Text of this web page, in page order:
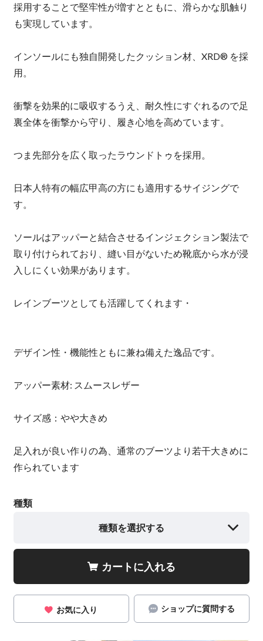
採用することで堅牢性が増すとともに、滑らかな肌触り
も実現しています。
インソールにも独自開発したクッション材、XRD® を採
用。
衝撃を効果的に吸収するうえ、耐久性にすぐれるので足
裏全体を衝撃から守り、履き心地を高めています。
つま先部分を広く取ったラウンドトゥを採用。
日本人特有の幅広甲高の方にも適用するサイジングで
す。
ソールはアッパーと結合させるインジェクション製法で
取り付けられており、縫い目がないため靴底から水が浸
入しにくい効果があります。
レインブーツとしても活躍してくれます・
デザイン性・機能性ともに兼ね備えた逸品です。
アッパー素材: スムースレザー
サイズ感：やや大きめ
足入れが良い作りの為、通常のブーツより若干大きめに
作られています
種類
種類を選択する
カートに入れる
お気に入り ショップに質問する